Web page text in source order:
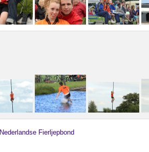
Nederlandse Fierljepbond